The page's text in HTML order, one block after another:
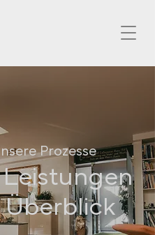
Prozesse
Leistungen
Überblick